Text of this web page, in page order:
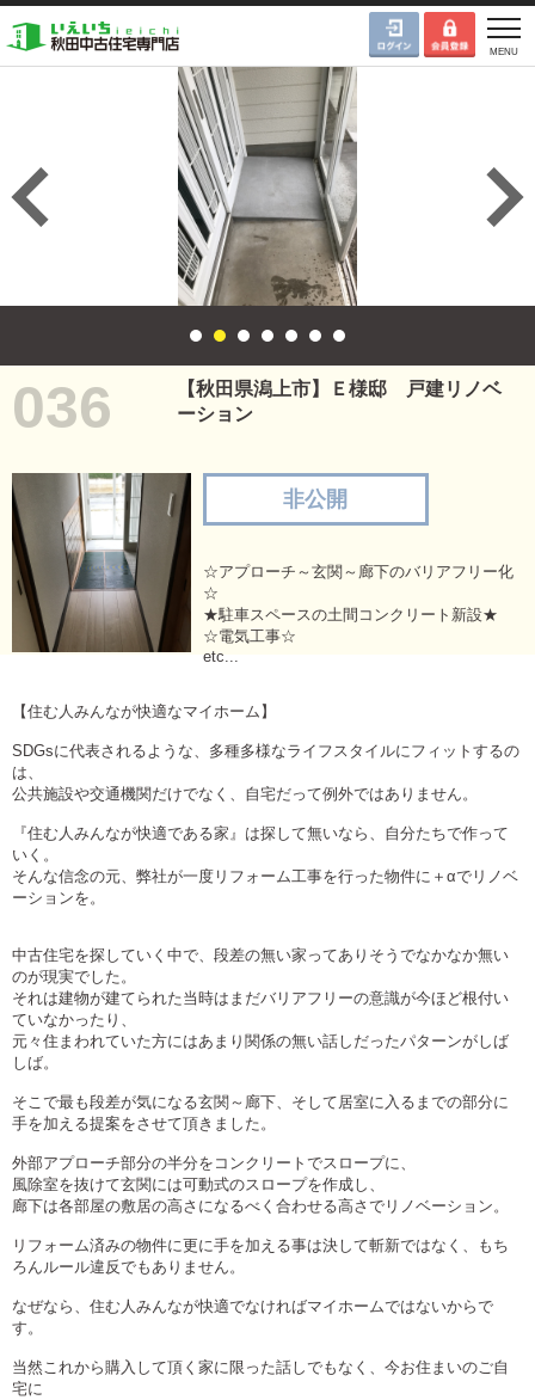
036
【秋田県潟上市】Ｅ様邸 戸建リノベ
ーション
非公開
☆アプローチ～玄関～廊下のバリアフリー化
☆
★駐車スペースの土間コンクリート新設★
☆電気工事☆
etc...
【住む人みんなが快適なマイホーム】
SDGsに代表されるような、多種多様なライフスタイルにフィットするの
は、
公共施設や交通機関だけでなく、自宅だって例外ではありません。
『住む人みんなが快適である家』は探して無いなら、自分たちで作って
いく。
そんな信念の元、弊社が一度リフォーム工事を行った物件に＋αでリノベ
ーションを。
中古住宅を探していく中で、段差の無い家ってありそうでなかなか無い
のが現実でした。
それは建物が建てられた当時はまだバリアフリーの意識が今ほど根付い
ていなかったり、
元々住まわれていた方にはあまり関係の無い話しだったパターンがしば
しば。
そこで最も段差が気になる玄関～廊下、そして居室に入るまでの部分に
手を加える提案をさせて頂きました。
外部アプローチ部分の半分をコンクリートでスロープに、
風除室を抜けて玄関には可動式のスロープを作成し、
廊下は各部屋の敷居の高さになるべく合わせる高さでリノベーション。
リフォーム済みの物件に更に手を加える事は決して斬新ではなく、もち
ろんルール違反でもありません。
なぜなら、住む人みんなが快適でなければマイホームではないからで
す。
当然これから購入して頂く家に限った話しでもなく、今お住まいのご自
宅に